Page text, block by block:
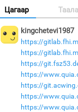
Цагаар
kingchetevi1987
https://
https://
https://
https://
https://
https://
https://